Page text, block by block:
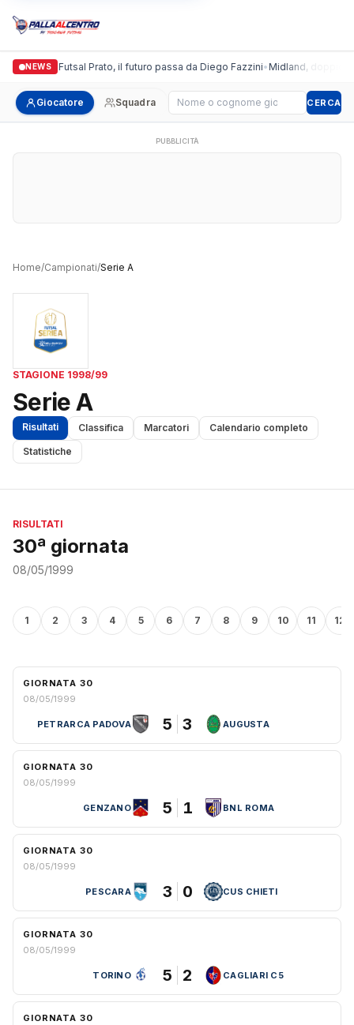
NEWS
Italgronda Futsal Prato, il futuro passa da Diego Fazzini•Midland, doppio
Giocatore Squadra Cerca giocatore CERCA
PUBBLICITÀ
Home/Campionati/Serie A
STAGIONE 1998/99
Serie A
Risultati Classifica Marcatori
Calendario completo
Statistiche
RISULTATI
30ª giornata
08/05/1999
1 2 3 4 5 6 7 8 9 10 11 12
GIORNATA 30
08/05/1999
PETRARCA PADOVA 5 3 AUGUSTA
GIORNATA 30
08/05/1999
GENZANO 5 1 BNL ROMA
GIORNATA 30
08/05/1999
PESCARA 3 0 CUS CHIETI
GIORNATA 30
08/05/1999
TORINO 5 2 CAGLIARI C5
GIORNATA 30